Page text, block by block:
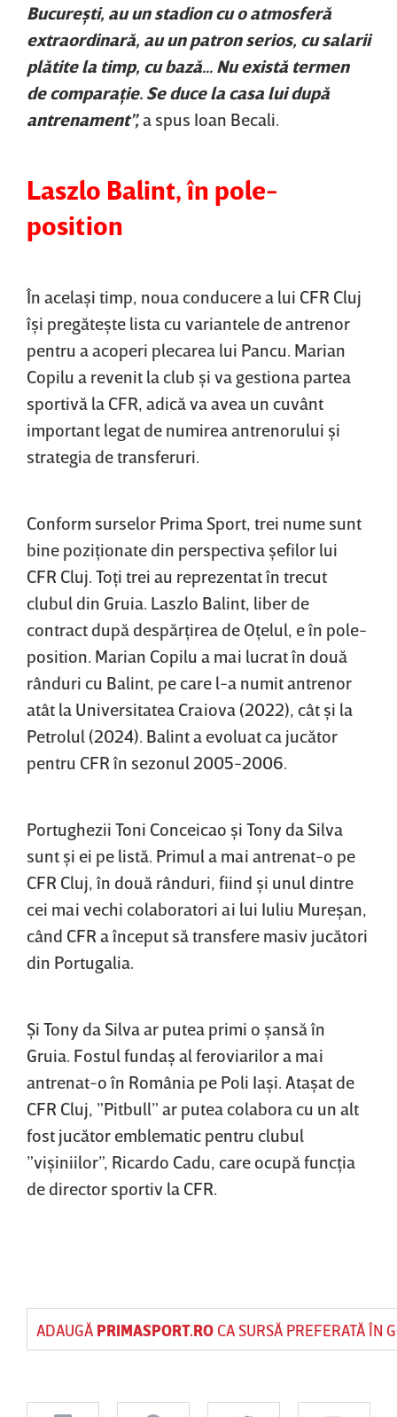
Bucureşti, au un stadion cu o atmosferă
extraordinară, au un patron serios, cu salarii
plătite la timp, cu bază… Nu există termen
de comparaţie. Se duce la casa lui după
antrenament”,a spus Ioan Becali.
Laszlo Balint, în pole-
position
În acelaşi timp, noua conducere a lui CFR Cluj
îşi pregăteşte lista cu variantele de antrenor
pentru a acoperi plecarea lui Pancu. Marian
Copilu a revenit la club şi va gestiona partea
sportivă la CFR, adică va avea un cuvânt
important legat de numirea antrenorului şi
strategia de transferuri.
Conform surselor Prima Sport, trei nume sunt
bine poziţionate din perspectiva şefilor lui
CFR Cluj. Toţi trei au reprezentat în trecut
clubul din Gruia. Laszlo Balint, liber de
contract după despărţirea de Oţelul, e în pole-
position. Marian Copilu a mai lucrat în două
rânduri cu Balint, pe care l-a numit antrenor
atât la Universitatea Craiova (2022), cât şi la
Petrolul (2024). Balint a evoluat ca jucător
pentru CFR în sezonul 2005-2006.
Portughezii Toni Conceicao şi Tony da Silva
sunt şi ei pe listă. Primul a mai antrenat-o pe
CFR Cluj, în două rânduri, fiind şi unul dintre
cei mai vechi colaboratori ai lui Iuliu Mureşan,
când CFR a început să transfere masiv jucători
din Portugalia.
Şi Tony da Silva ar putea primi o şansă în
Gruia. Fostul fundaş al feroviarilor a mai
antrenat-o în România pe Poli Iaşi. Ataşat de
CFR Cluj, ”Pitbull” ar putea colabora cu un alt
fost jucător emblematic pentru clubul
”vişiniilor”, Ricardo Cadu, care ocupă funcţia
de director sportiv la CFR.
ADAUGĂ PRIMASPORT.ROCA SURSĂ PREFERATĂ ÎN